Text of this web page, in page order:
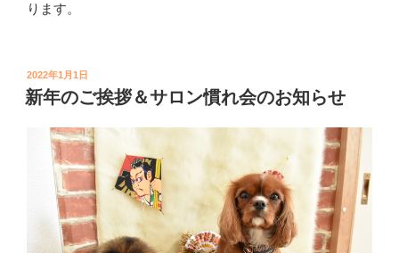
ります。
投
稿
日:
2022年1月1日
新年のご挨拶＆サロン慣れ会のお知らせ